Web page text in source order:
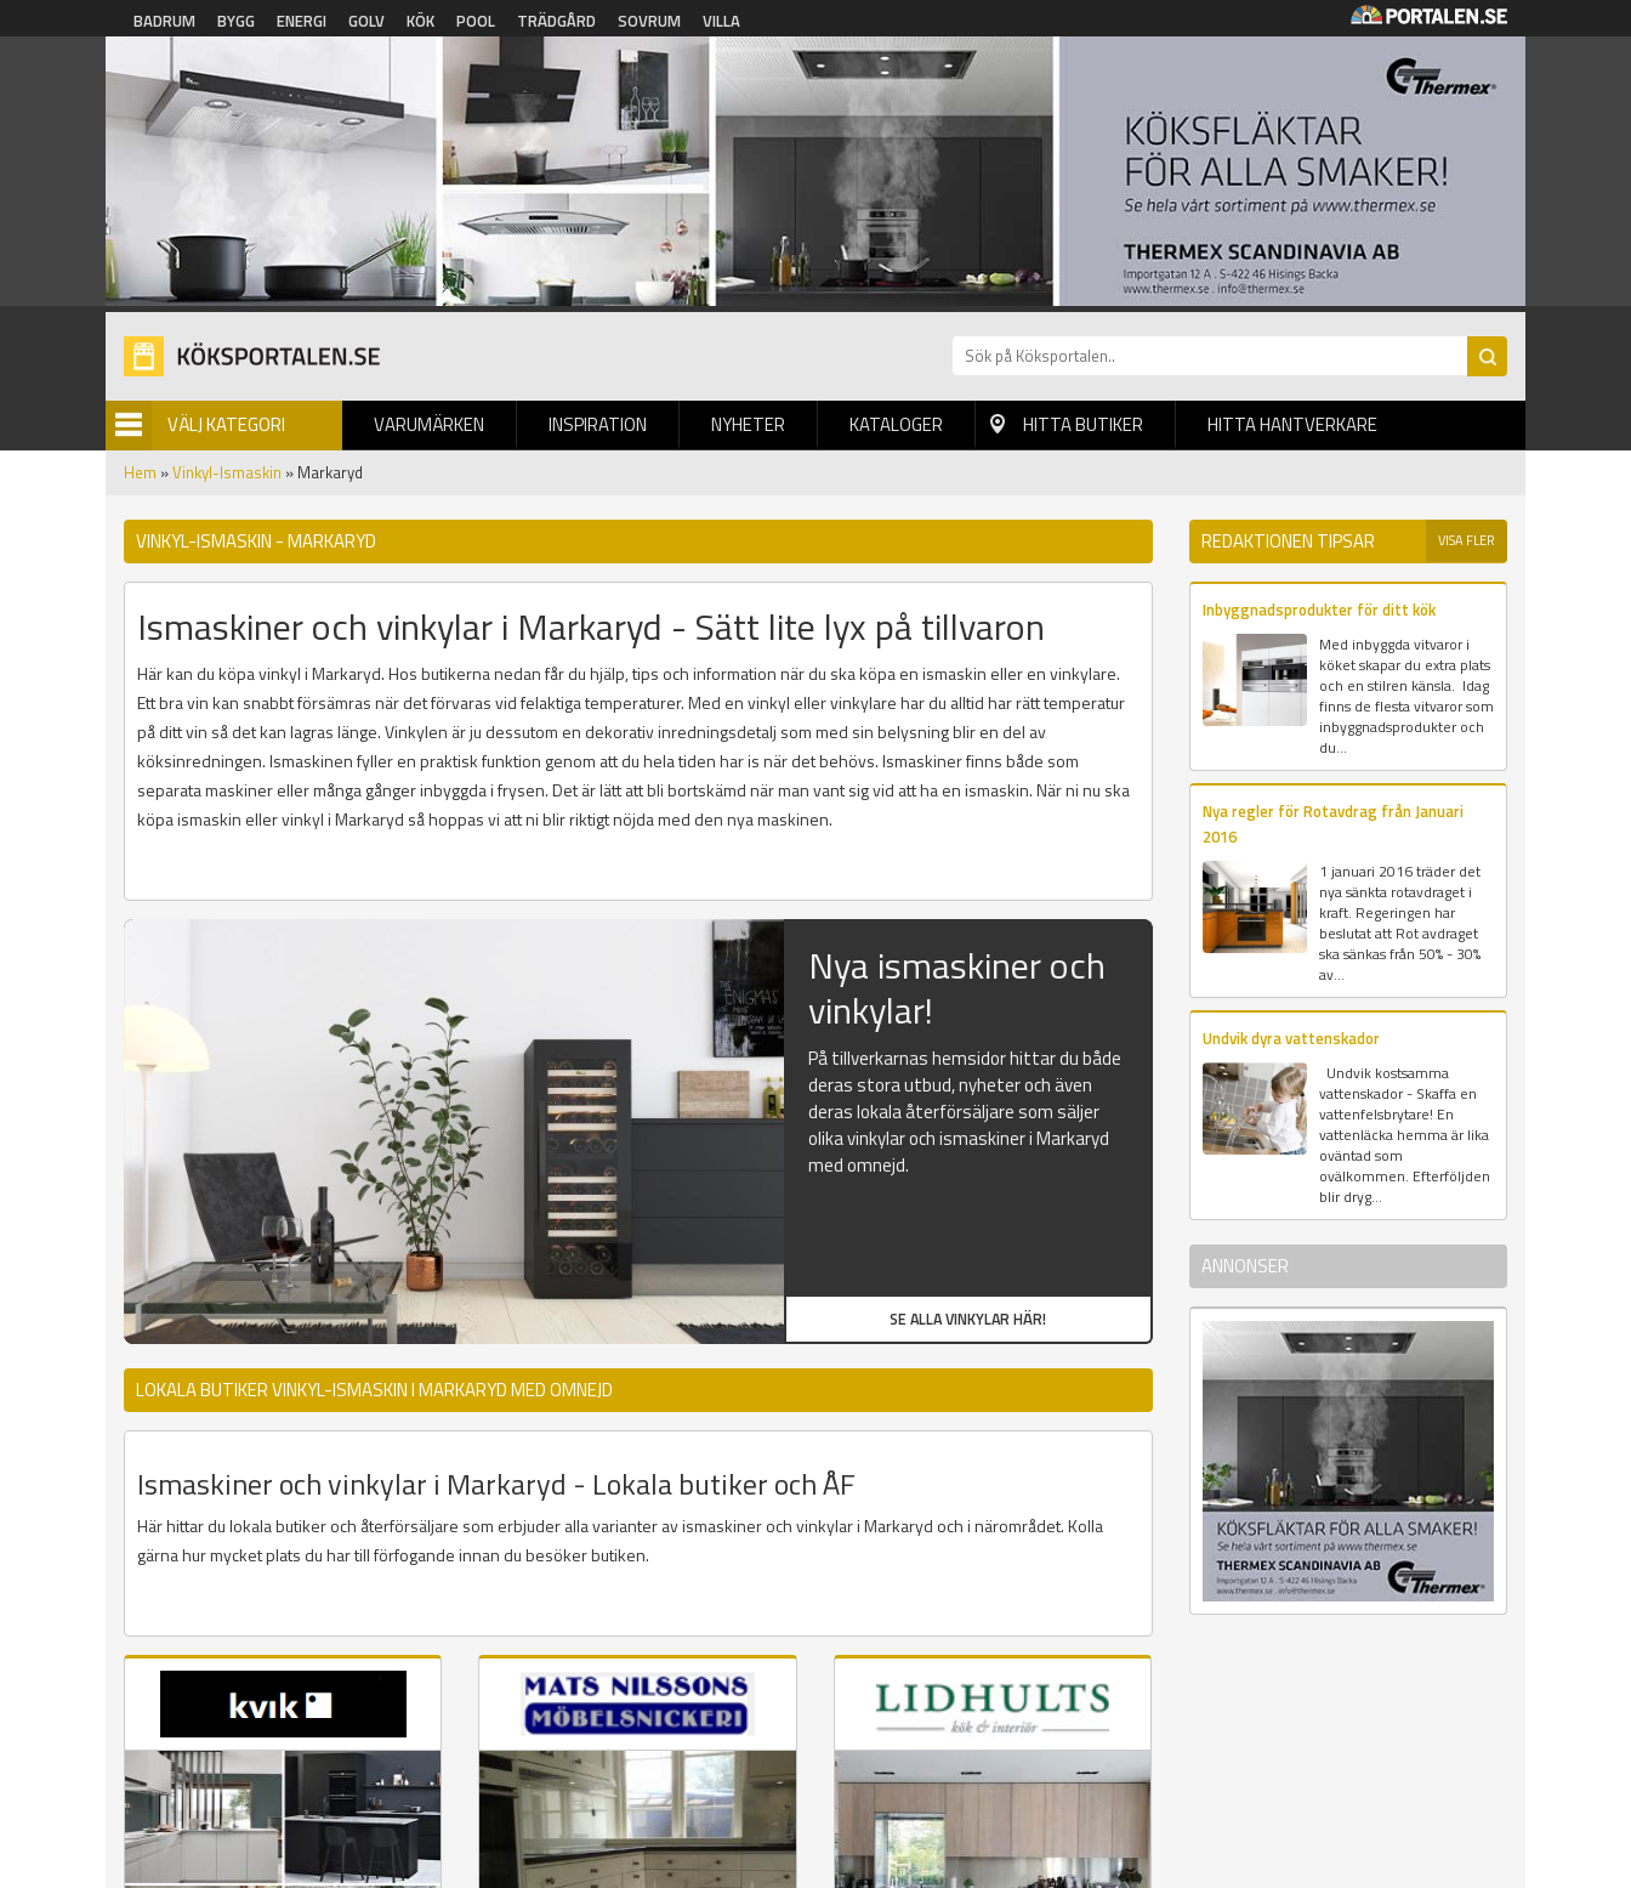
Hoppa till huvudinnehåll
BADRUM BYGG ENERGI GOLV KÖK POOL TRÄDGÅRD SOVRUM VILLA
VÄLJ KATEGORI VARUMÄRKEN INSPIRATION NYHETER
BILDGALLERI KATALOGER HITTA BUTIKER HITTA HANTVERKARE
Hem »Vinkyl-Ismaskin » Markaryd
VINKYL-ISMASKIN - MARKARYD
Ismaskiner och vinkylar i Markaryd - Sätt lite lyx på tillvaron
Här kan du köpa vinkyl i Markaryd. Hos butikerna nedan får du hjälp, tips och information när du ska köpa en ismaskin eller en vinkylare.
Ett bra vin kan snabbt försämras när det förvaras vid felaktiga temperaturer. Med en vinkyl eller vinkylare har du alltid har rätt temperatur
på ditt vin så det kan lagras länge. Vinkylen är ju dessutom en dekorativ inredningsdetalj som med sin belysning blir en del av
köksinredningen. Ismaskinen fyller en praktisk funktion genom att du hela tiden har is när det behövs. Ismaskiner finns både som
separata maskiner eller många gånger inbyggda i frysen. Det är lätt att bli bortskämd när man vant sig vid att ha en ismaskin. När ni nu ska
köpa ismaskin eller vinkyl i Markaryd så hoppas vi att ni blir riktigt nöjda med den nya maskinen.
Nya ismaskiner och
vinkylar!
På tillverkarnas hemsidor hittar du både
deras stora utbud, nyheter och även
deras lokala återförsäljare som säljer
olika vinkylar och ismaskiner i Markaryd
med omnejd.
SE ALLA VINKYLAR HÄR!
LOKALA BUTIKER VINKYL-ISMASKIN I MARKARYD MED OMNEJD
Ismaskiner och vinkylar i Markaryd - Lokala butiker och ÅF
Här hittar du lokala butiker och återförsäljare som erbjuder alla varianter av ismaskiner och vinkylar i Markaryd och i närområdet. Kolla
gärna hur mycket plats du har till förfogande innan du besöker butiken.
REDAKTIONEN TIPSAR VISA FLER
Inbyggnadsprodukter för ditt kök
Med inbyggda vitvaror i
köket skapar du extra plats
och en stilren känsla. Idag
finns de flesta vitvaror som
inbyggnadsprodukter och
du...
Nya regler för Rotavdrag från Januari
2016
1 januari 2016 träder det
nya sänkta rotavdraget i
kraft. Regeringen har
beslutat att Rot avdraget
ska sänkas från 50% - 30%
av...
Undvik dyra vattenskador
Undvik kostsamma
vattenskador - Skaffa en
vattenfelsbrytare! En
vattenläcka hemma är lika
oväntad som
ovälkommen. Efterföljden
blir dryg...
ANNONSER